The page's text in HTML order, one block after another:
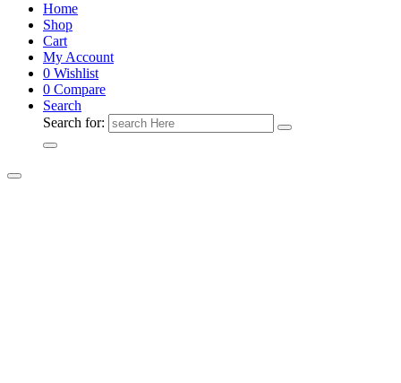
Home
Shop
Cart
My Account
0 Wishlist
0 Compare
Search
Search for: